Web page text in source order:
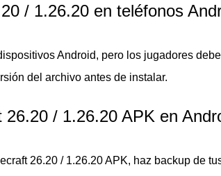
para crear piscinas calientes
/ 1.26.20 en teléfonos
Android, pero los jugadores
del archivo antes de instalar.
/ 1.26.20 APK en
26.20 / 1.26.20 APK, haz backup de